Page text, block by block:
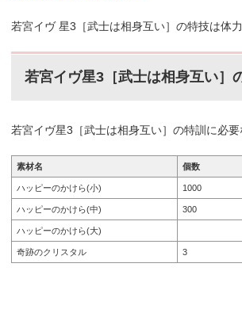
若宮イヴ 星3［武士は相身互い］の特技は体
若宮イヴ星3［武士は相身互い］
若宮イヴ星3［武士は相身互い］の特訓に必要
素材名 個数
ハッピーのかけら(小) 1000
ハッピーのかけら(中) 300
ハッピーのかけら(大)
奇跡のクリスタル 3